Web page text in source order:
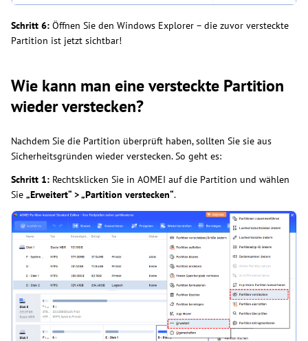
Schritt 6: Öffnen Sie den Windows Explorer – die zuvor versteckte
Partition ist jetzt sichtbar!
Wie kann man eine versteckte Partition
wieder verstecken?
Nachdem Sie die Partition überprüft haben, sollten Sie sie aus
Sicherheitsgründen wieder verstecken. So geht es:
Schritt 1: Rechtsklicken Sie in AOMEI auf die Partition und wählen
Sie „Erweitert“ > „Partition verstecken“.